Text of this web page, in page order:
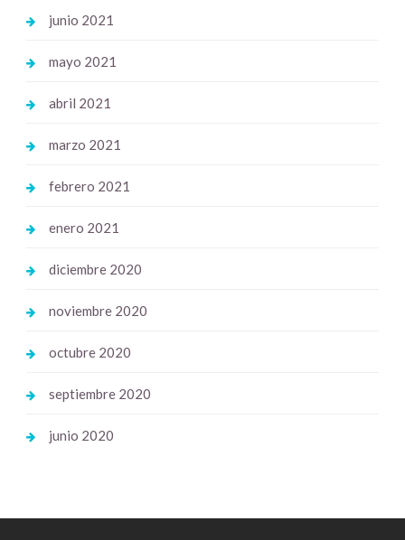
junio 2021
mayo 2021
abril 2021
marzo 2021
febrero 2021
enero 2021
diciembre 2020
noviembre 2020
octubre 2020
septiembre 2020
junio 2020